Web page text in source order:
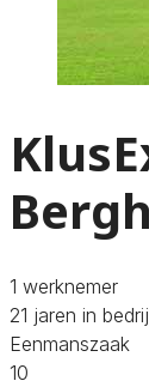
Bergh
1 werknemer
21 jaren in
Eenmanszaak
10